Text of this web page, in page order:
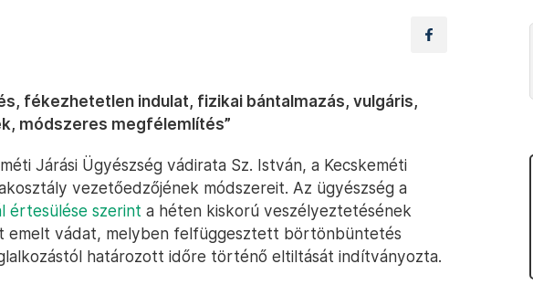
fékezhetetlen indulat, fizikai bántalmazás, vulgáris,
módszeres megfélemlítés”
Járási Ügyészség vádirata Sz. István, a Kecskeméti
vezetőedzőjének módszereit. Az ügyészség a
értesülése szerint a héten kiskorú veszélyeztetésének
emelt vádat, melyben felfüggesztett börtönbüntetés
határozott időre történő eltiltását indítványozta.